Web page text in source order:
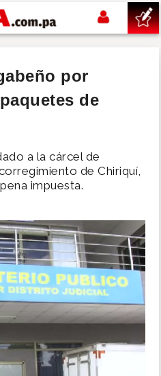
por
de
a la cárcel de
de Chiriquí,
impuesta.